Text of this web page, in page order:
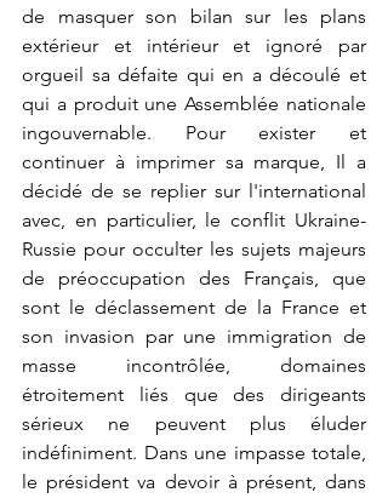
de masquer son bilan sur les plans
extérieur et intérieur et ignoré par
orgueil sa défaite qui en a découlé et
qui a produit une Assemblée nationale
ingouvernable. Pour exister et
continuer à imprimer sa marque, Il a
décidé de se replier sur l'international
avec, en particulier, le conflit Ukraine-
Russie pour occulter les sujets majeurs
de préoccupation des Français, que
sont le déclassement de la France et
son invasion par une immigration de
masse incontrôlée, domaines
étroitement liés que des dirigeants
sérieux ne peuvent plus éluder
indéfiniment. Dans une impasse totale,
le président va devoir à présent, dans